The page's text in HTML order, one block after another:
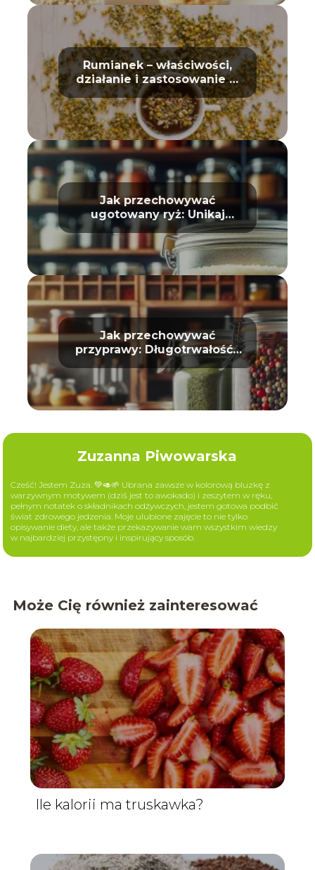
Rumianek – właściwości,
działanie i zastosowanie w
domu oraz kosmetyce
Jak przechowywać
ugotowany ryż: Unikaj
zepsucia
Jak przechowywać
przyprawy: Długotrwałość i
aromat
Zuzanna Piwowarska
Cześć! Jestem Zuza. 💚🥑🌱 Ubrana zawsze w kolorową bluzkę z
warzywnym motywem (dziś jest to awokado) i zeszytem w ręku,
pełnym notatek o składnikach odżywczych, jestem gotowa podbić
świat zdrowego jedzenia. Moje ulubione zajęcie to nie tylko
opisywanie diety, ale także przekazywanie wam wszystkim wiedzy
w najbardziej przystępny i inspirujący sposób.
Może Cię również zainteresować
Ile kalorii ma truskawka?